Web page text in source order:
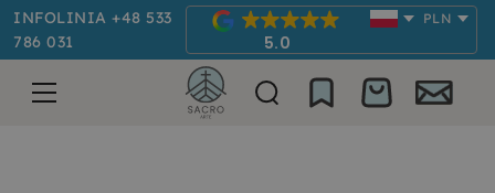
INFOLINIA +48 533
786 031
5.0
PLN